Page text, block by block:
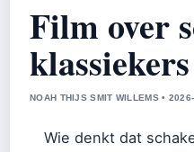
Film over
klassiekers
NOAH THIJS SMIT WILLEMS •
Wie denkt dat